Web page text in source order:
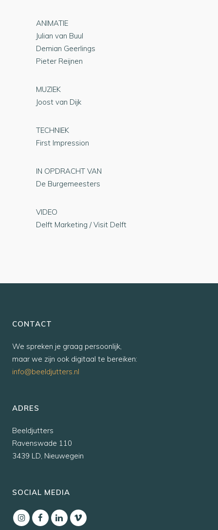
ANIMATIE
Julian van Buul
Demian Geerlings
Pieter Reijnen
MUZIEK
Joost van Dijk
TECHNIEK
First Impression
IN OPDRACHT VAN
De Burgemeesters
VIDEO
Delft Marketing / Visit Delft
CONTACT
We spreken je graag persoonlijk,
maar we zijn ook digitaal te bereiken:
info@beeldjutters.nl
ADRES
Beeldjutters
Ravenswade 110
3439 LD, Nieuwegein
SOCIAL MEDIA